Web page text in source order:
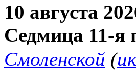
10 августа
Седмица 11-я
Смоленской (